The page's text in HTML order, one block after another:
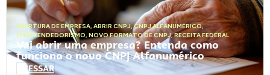
ABERTURA DE EMPRESA, ABRIR CNPJ,CNPJ ALFANUMÉRICO,
EMPREENDEDORISMO, NOVO FORMATO DE CNPJ,RECEITA FEDERAL
Vai abrir uma empresa? Entenda como
funciona o novo CNPJ Alfanumérico
ACESSAR